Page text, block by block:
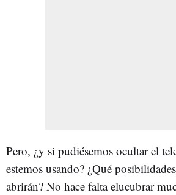
Pero, ¿y si pudiésemos ocultar el
estemos usando? ¿Qué
abrirán? No hace falta elucubrar